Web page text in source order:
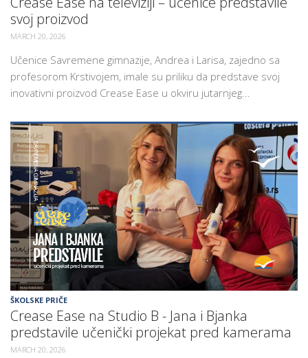
svoj proizvod
MARCH 20, 2026
Učenice Savremene gimnazije, Andrea i Larisa, zajedno sa
profesorom Krstivojem, imale su priliku da predstave svoj
inovativni proizvod Crease Ease u okviru jutarnjeg...
ŠKOLSKE PRIČE
Crease Ease na Studio B - Jana i Bjanka
predstavile učenički projekat pred kamerama
MARCH 20, 2026